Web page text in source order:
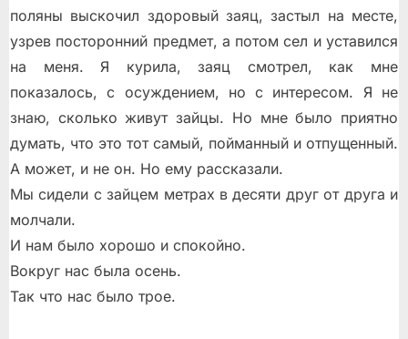
поляны выскочил здоровый заяц, застыл на месте,
узрев посторонний предмет, а потом сел и уставился
на меня. Я курила, заяц смотрел, как мне
показалось, с осуждением, но с интересом. Я не
знаю, сколько живут зайцы. Но мне было приятно
думать, что это тот самый, пойманный и отпущенный.
А может, и не он. Но ему рассказали.
Мы сидели с зайцем метрах в десяти друг от друга и
молчали.
И нам было хорошо и спокойно.
Вокруг нас была осень.
Так что нас было трое.